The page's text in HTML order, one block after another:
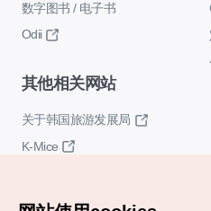
数字图书 / 电子书
Odii
其他相关网站
关于韩国旅游发展局
K-Mice